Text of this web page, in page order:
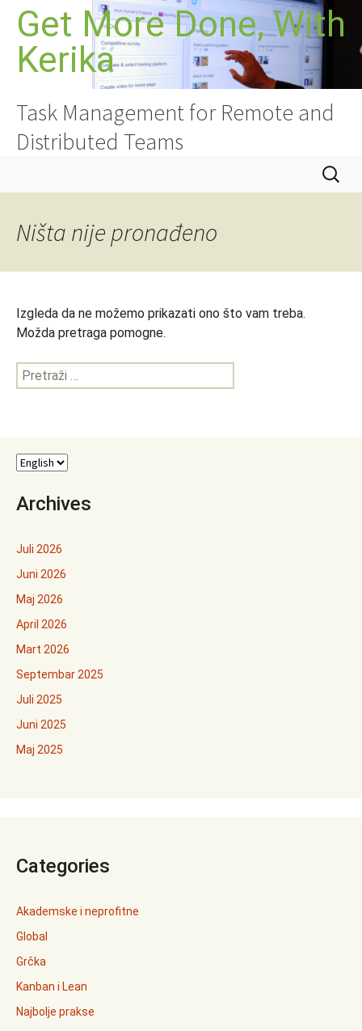
sadržaj
Get More Done, With
Kerika
Task Management for Remote and
Distributed Teams
Ništa nije pronađeno
Izgleda da ne možemo prikazati ono što vam treba.
Možda pretraga pomogne.
Pretraga:
Archives
Juli 2026
Juni 2026
Maj 2026
April 2026
Mart 2026
Septembar 2025
Juli 2025
Juni 2025
Maj 2025
Categories
Akademske i neprofitne
Global
Grčka
Kanban i Lean
Najbolje prakse